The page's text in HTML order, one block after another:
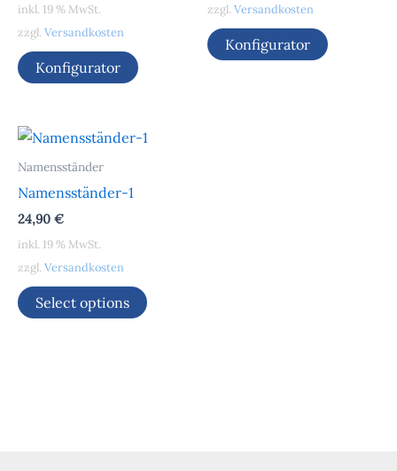
inkl. 19 % MwSt.
zzgl. Versandkosten
Konfigurator
zzgl. Versandkosten
Konfigurator
Namensständer
Namensständer-1
24,90 €
inkl. 19 % MwSt.
zzgl. Versandkosten
Select options